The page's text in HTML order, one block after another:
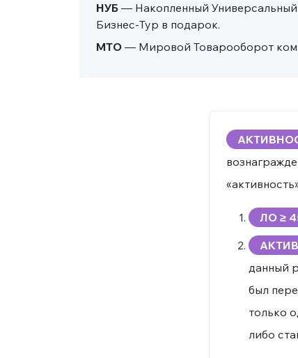
НУБ — Накопленный Универсальный
Бизнес-Тур в подарок.
МТО — Мировой Товарооборот
ЛО ≥
данный
был
только
либо